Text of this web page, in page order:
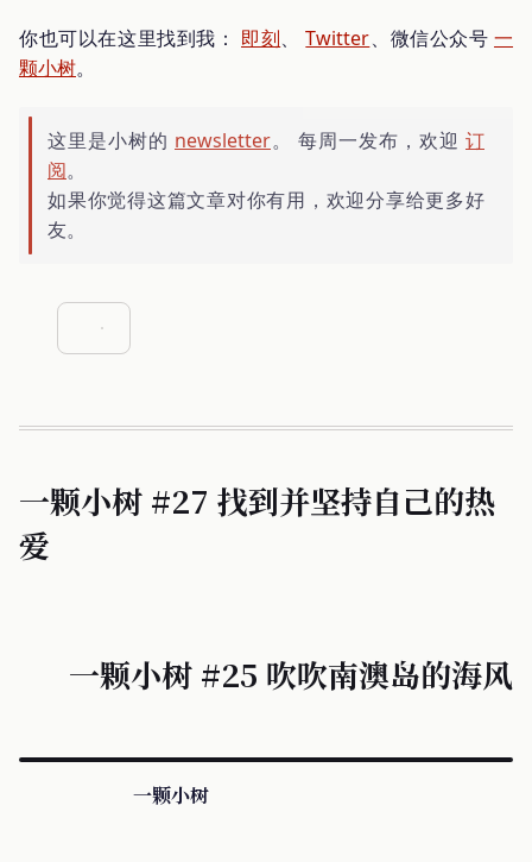
你也可以在这里找到我： 即刻、Twitter、微信公众号一
颗小树。
这里是小树的 newsletter。 每周一发布，欢迎 订
阅。
如果你觉得这篇文章对你有用，欢迎分享给更多好
友。
一颗小树 #27 找到并坚持自己的热
爱
一颗小树 #25 吹吹南澳岛的海风
一颗小树